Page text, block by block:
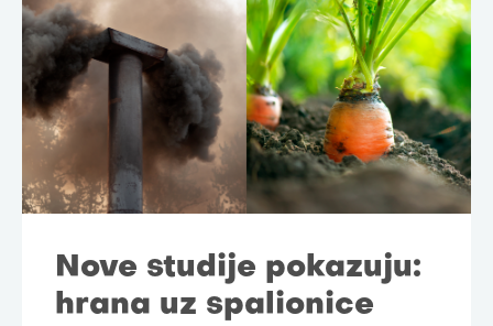
Nove studije pokazuju:
hrana uz spalionice